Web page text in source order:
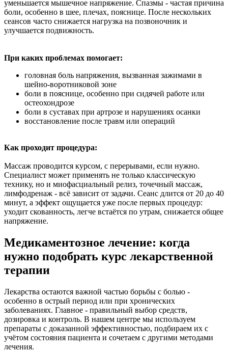
уменьшается мышечное напряжение. Спазмы - частая причина
боли, особенно в шее, плечах, пояснице. После нескольких
сеансов часто снижается нагрузка на позвоночник и
улучшается подвижность.
При каких проблемах помогает:
головная боль напряжения, вызванная зажимами в
шейно-воротниковой зоне
боли в пояснице, особенно при сидячей работе или
остеохондрозе
боли в суставах при артрозе и нарушениях осанки
восстановление после травм или операций
Как проходит процедура:
Массаж проводится курсом, с перерывами, если нужно.
Специалист может применять не только классическую
технику, но и миофасциальный релиз, точечный массаж,
лимфодренаж - всё зависит от задачи. Сеанс длится от 20 до 40
минут, а эффект ощущается уже после первых процедур:
уходит скованность, легче встаётся по утрам, снижается общее
напряжение.
Медикаментозное лечение: когда
нужно подобрать курс лекарственной
терапии
Лекарства остаются важной частью борьбы с болью -
особенно в острый период или при хронических
заболеваниях. Главное - правильный выбор средств,
дозировка и контроль. В нашем центре мы используем
препараты с доказанной эффективностью, подбираем их с
учётом состояния пациента и сочетаем с другими методами
лечения.